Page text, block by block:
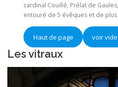
cardinal Couillé, Prélat de
entouré de 5 évêques et de
Haut de page voir
Les vitraux